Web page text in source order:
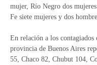
mujer, Río Negro dos
Fe siete mujeres y dos
En relación a los
provincia de Buenos Aires
55, Chaco 82, Chubut 104,